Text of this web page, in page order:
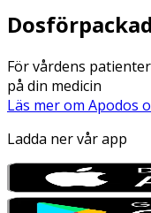
För vårdens
på din medicin
Läs mer om Apodos
Ladda ner vår app